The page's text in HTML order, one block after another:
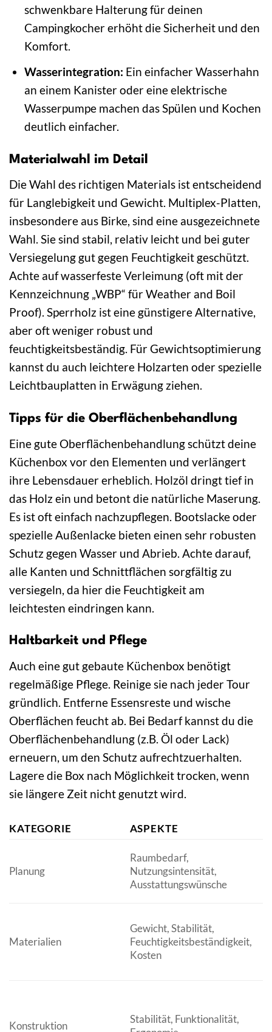
schwenkbare Halterung für deinen
Campingkocher erhöht die Sicherheit und den
Komfort.
Wasserintegration: Ein einfacher Wasserhahn
an einem Kanister oder eine elektrische
Wasserpumpe machen das Spülen und Kochen
deutlich einfacher.
Materialwahl im Detail
Die Wahl des richtigen Materials ist entscheidend
für Langlebigkeit und Gewicht. Multiplex-Platten,
insbesondere aus Birke, sind eine ausgezeichnete
Wahl. Sie sind stabil, relativ leicht und bei guter
Versiegelung gut gegen Feuchtigkeit geschützt.
Achte auf wasserfeste Verleimung (oft mit der
Kennzeichnung „WBP“ für Weather and Boil
Proof). Sperrholz ist eine günstigere Alternative,
aber oft weniger robust und
feuchtigkeitsbeständig. Für Gewichtsoptimierung
kannst du auch leichtere Holzarten oder spezielle
Leichtbauplatten in Erwägung ziehen.
Tipps für die Oberflächenbehandlung
Eine gute Oberflächenbehandlung schützt deine
Küchenbox vor den Elementen und verlängert
ihre Lebensdauer erheblich. Holzöl dringt tief in
das Holz ein und betont die natürliche Maserung.
Es ist oft einfach nachzupflegen. Bootslacke oder
spezielle Außenlacke bieten einen sehr robusten
Schutz gegen Wasser und Abrieb. Achte darauf,
alle Kanten und Schnittflächen sorgfältig zu
versiegeln, da hier die Feuchtigkeit am
leichtesten eindringen kann.
Haltbarkeit und Pflege
Auch eine gut gebaute Küchenbox benötigt
regelmäßige Pflege. Reinige sie nach jeder Tour
gründlich. Entferne Essensreste und wische
Oberflächen feucht ab. Bei Bedarf kannst du die
Oberflächenbehandlung (z.B. Öl oder Lack)
erneuern, um den Schutz aufrechtzuerhalten.
Lagere die Box nach Möglichkeit trocken, wenn
sie längere Zeit nicht genutzt wird.
KATEGORIE ASPEKTE
Planung
Raumbedarf,
Nutzungsintensität,
Ausstattungswünsche
Materialien
Gewicht, Stabilität,
Feuchtigkeitsbeständigkeit,
Kosten
Konstruktion
Stabilität, Funktionalität,